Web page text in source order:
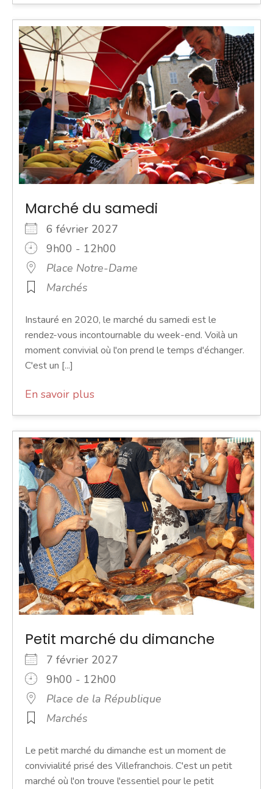
Marché du samedi
6 février 2027
9h00 - 12h00
Place Notre-Dame
Marchés
Instauré en 2020, le marché du samedi est le
rendez-vous incontournable du week-end. Voilà un
moment convivial où l'on prend le temps d'échanger.
C'est un [...]
En savoir plus
Petit marché du dimanche
7 février 2027
9h00 - 12h00
Place de la République
Marchés
Le petit marché du dimanche est un moment de
convivialité prisé des Villefranchois. C'est un petit
marché où l'on trouve l'essentiel pour le petit